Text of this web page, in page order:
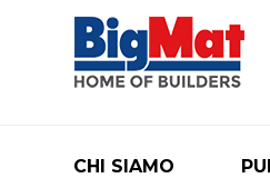
CHI SIAMO